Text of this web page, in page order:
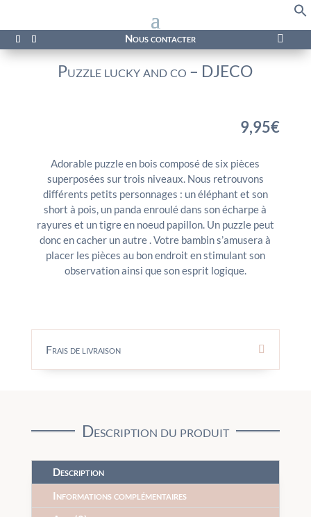
Nous contacter 
Puzzle lucky and co – DJECO
9,95€
Adorable puzzle en bois composé de six pièces
superposées sur trois niveaux. Nous retrouvons
différents petits personnages : un éléphant et son
short à pois, un panda enroulé dans son écharpe à
rayures et un tigre en noeud papillon. Un puzzle peut
donc en cacher un autre . Votre bambin s’amusera à
placer les pièces au bon endroit en stimulant son
observation ainsi que son esprit logique.
Frais de livraison
Description du produit
Description
Informations complémentaires